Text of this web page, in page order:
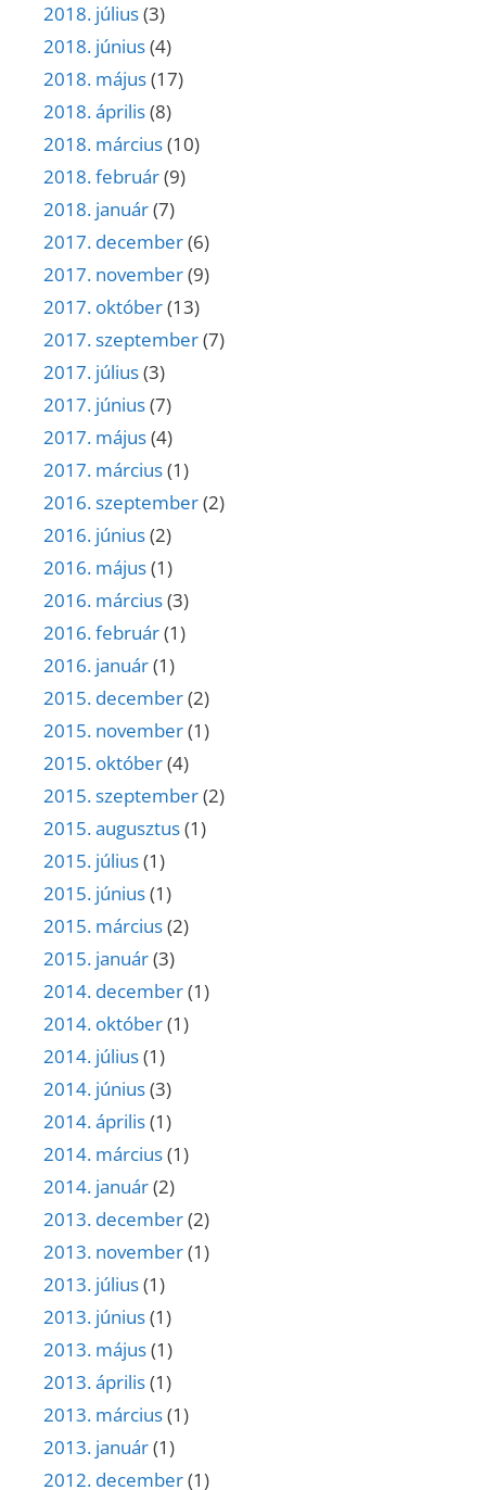
2018. július(3)
2018. június(4)
2018. május(17)
2018. április(8)
2018. március(10)
2018. február(9)
2018. január(7)
2017. december(6)
2017. november(9)
2017. október(13)
2017. szeptember(7)
2017. július(3)
2017. június(7)
2017. május(4)
2017. március(1)
2016. szeptember(2)
2016. június(2)
2016. május(1)
2016. március(3)
2016. február(1)
2016. január(1)
2015. december(2)
2015. november(1)
2015. október(4)
2015. szeptember(2)
2015. augusztus(1)
2015. július(1)
2015. június(1)
2015. március(2)
2015. január(3)
2014. december(1)
2014. október(1)
2014. július(1)
2014. június(3)
2014. április(1)
2014. március(1)
2014. január(2)
2013. december(2)
2013. november(1)
2013. július(1)
2013. június(1)
2013. május(1)
2013. április(1)
2013. március(1)
2013. január(1)
2012. december(1)